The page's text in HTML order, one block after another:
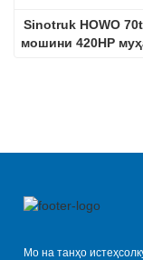
Sinotruk HOWO
мошини 420HP
Мо на танҳо